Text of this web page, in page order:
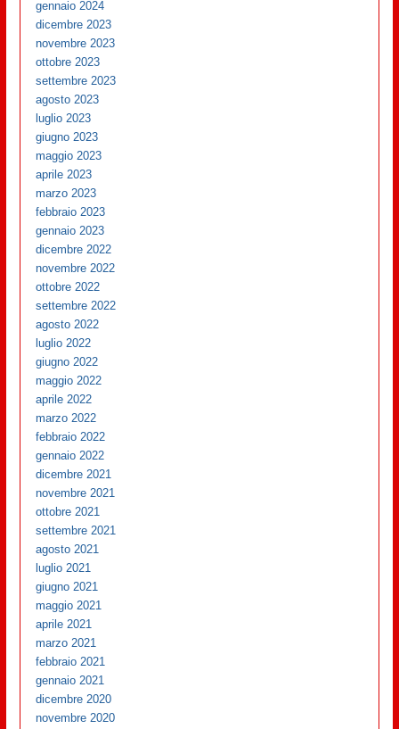
gennaio 2024
dicembre 2023
novembre 2023
ottobre 2023
settembre 2023
agosto 2023
luglio 2023
giugno 2023
maggio 2023
aprile 2023
marzo 2023
febbraio 2023
gennaio 2023
dicembre 2022
novembre 2022
ottobre 2022
settembre 2022
agosto 2022
luglio 2022
giugno 2022
maggio 2022
aprile 2022
marzo 2022
febbraio 2022
gennaio 2022
dicembre 2021
novembre 2021
ottobre 2021
settembre 2021
agosto 2021
luglio 2021
giugno 2021
maggio 2021
aprile 2021
marzo 2021
febbraio 2021
gennaio 2021
dicembre 2020
novembre 2020